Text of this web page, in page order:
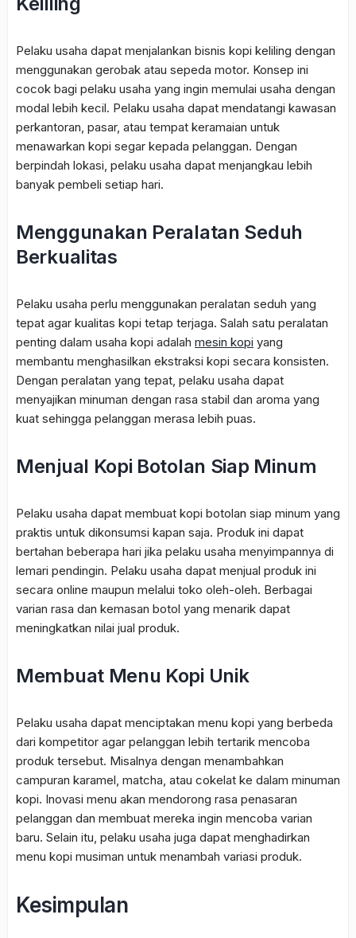
Pelaku usaha dapat menjalankan bisnis kopi keliling dengan
menggunakan gerobak atau sepeda motor. Konsep ini
cocok bagi pelaku usaha yang ingin memulai usaha dengan
modal lebih kecil. Pelaku usaha dapat mendatangi kawasan
perkantoran, pasar, atau tempat keramaian untuk
menawarkan kopi segar kepada pelanggan. Dengan
berpindah lokasi, pelaku usaha dapat menjangkau lebih
banyak pembeli setiap hari.
Menggunakan Peralatan Seduh
Berkualitas
Pelaku usaha perlu menggunakan peralatan seduh yang
tepat agar kualitas kopi tetap terjaga. Salah satu peralatan
penting dalam usaha kopi adalah mesin kopi yang
membantu menghasilkan ekstraksi kopi secara konsisten.
Dengan peralatan yang tepat, pelaku usaha dapat
menyajikan minuman dengan rasa stabil dan aroma yang
kuat sehingga pelanggan merasa lebih puas.
Menjual Kopi Botolan Siap Minum
Pelaku usaha dapat membuat kopi botolan siap minum yang
praktis untuk dikonsumsi kapan saja. Produk ini dapat
bertahan beberapa hari jika pelaku usaha menyimpannya di
lemari pendingin. Pelaku usaha dapat menjual produk ini
secara online maupun melalui toko oleh-oleh. Berbagai
varian rasa dan kemasan botol yang menarik dapat
meningkatkan nilai jual produk.
Membuat Menu Kopi Unik
Pelaku usaha dapat menciptakan menu kopi yang berbeda
dari kompetitor agar pelanggan lebih tertarik mencoba
produk tersebut. Misalnya dengan menambahkan
campuran karamel, matcha, atau cokelat ke dalam minuman
kopi. Inovasi menu akan mendorong rasa penasaran
pelanggan dan membuat mereka ingin mencoba varian
baru. Selain itu, pelaku usaha juga dapat menghadirkan
menu kopi musiman untuk menambah variasi produk.
Kesimpulan